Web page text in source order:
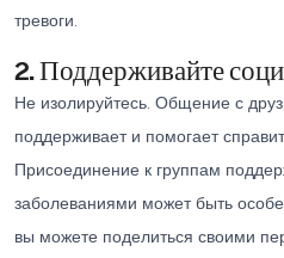
тревоги.
2. Поддерживайте
Не изолируйтесь. Общение с
поддерживает и помогает
Присоединение к группам
заболеваниями может быть
вы можете поделиться своими